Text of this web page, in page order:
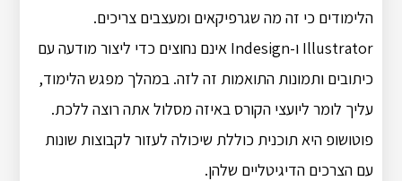
הלימודים כי זה מה שגרפיקאים ומעצבים צריכים.
Illustrator ו-Indesign אינם נחוצים כדי ליצור מודעה עם
כיתובים ותמונות התואמות זה לזה. במהלך מפגש הלימוד,
עליך לומר ליועצי הקורס באיזה מסלול אתה רוצה ללכת.
פוטושופ היא תוכנית כוללת שיכולה לעזור לקבוצות שונות
עם הצרכים הדיגיטליים שלהן.